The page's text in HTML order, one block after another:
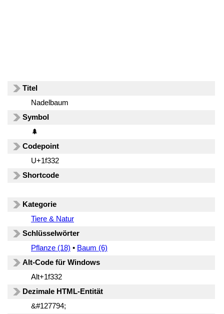
Titel
Nadelbaum
Symbol
🌲
Codepoint
U+1f332
Shortcode
Kategorie
Tiere & Natur
Schlüsselwörter
Pflanze (18) • Baum (6)
Alt-Code für Windows
Alt+1f332
Dezimale HTML-Entität
&#127794;